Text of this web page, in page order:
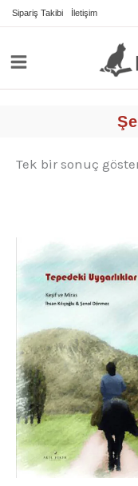
İçeriğe
Sipariş Takibi İletişim
Tek bir sonuç